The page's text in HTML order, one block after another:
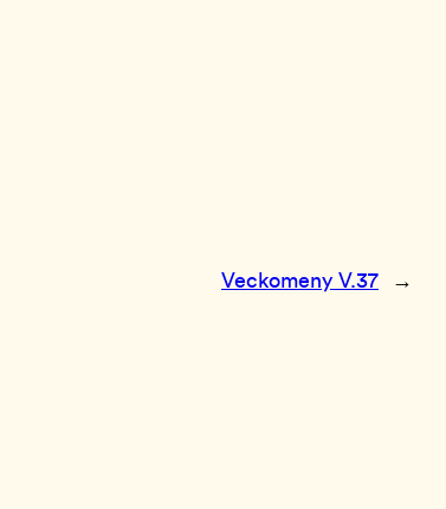
Veckomeny V.37 →